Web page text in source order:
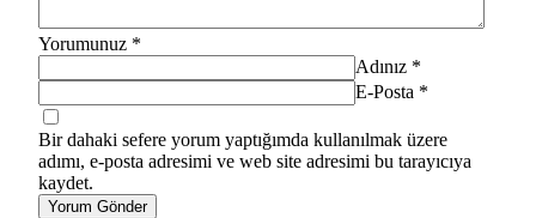
Yorumunuz *
Adınız *
E-Posta *
Bir dahaki sefere yorum yaptığımda kullanılmak üzere
adımı, e-posta adresimi ve web site adresimi bu tarayıcıya
kaydet.
Yorum Gönder